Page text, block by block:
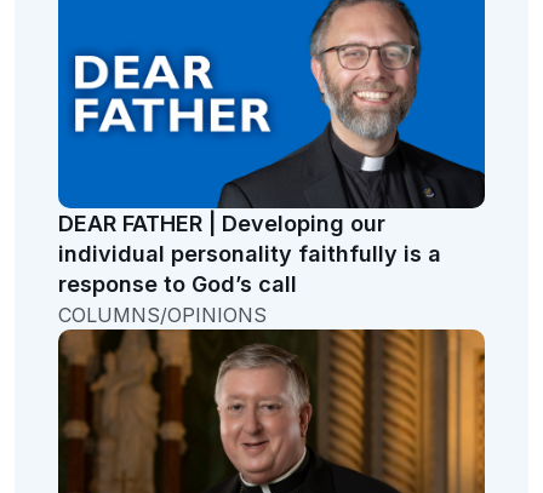
DEAR FATHER | Developing our
individual personality faithfully is a
response to God’s call
COLUMNS/OPINIONS